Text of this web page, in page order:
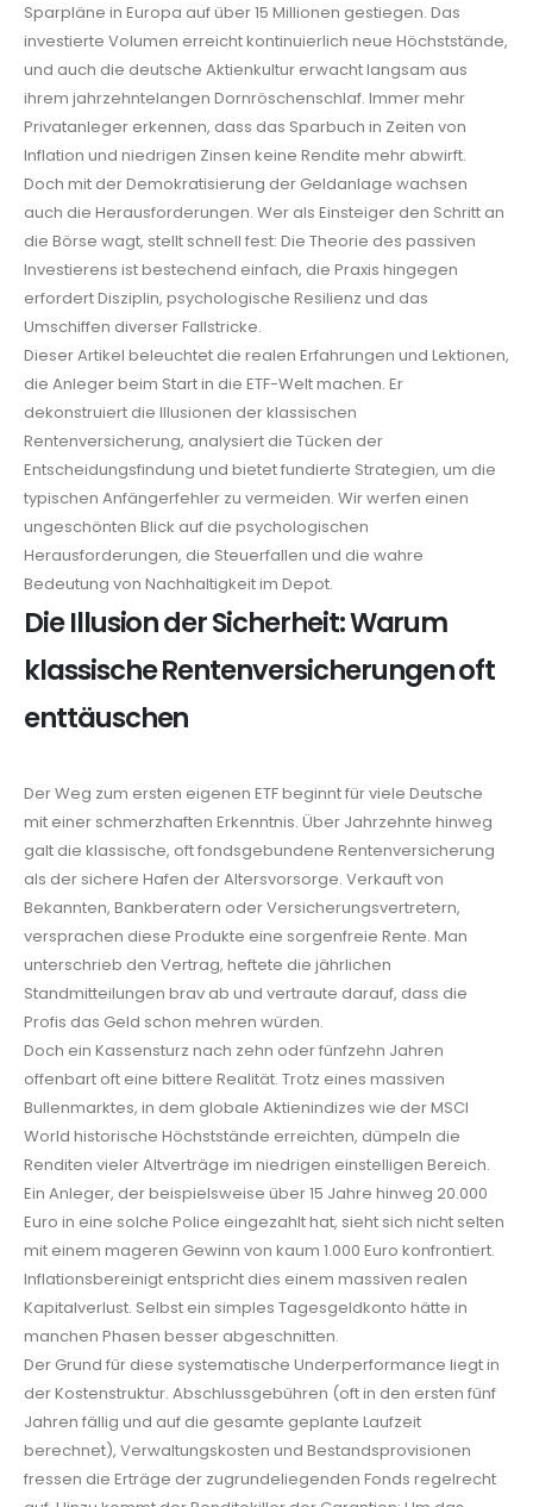
Sparpläne in Europa auf über 15 Millionen gestiegen. Das
investierte Volumen erreicht kontinuierlich neue Höchststände,
und auch die deutsche Aktienkultur erwacht langsam aus
ihrem jahrzehntelangen Dornröschenschlaf. Immer mehr
Privatanleger erkennen, dass das Sparbuch in Zeiten von
Inflation und niedrigen Zinsen keine Rendite mehr abwirft.
Doch mit der Demokratisierung der Geldanlage wachsen
auch die Herausforderungen. Wer als Einsteiger den Schritt an
die Börse wagt, stellt schnell fest: Die Theorie des passiven
Investierens ist bestechend einfach, die Praxis hingegen
erfordert Disziplin, psychologische Resilienz und das
Umschiffen diverser Fallstricke.
Dieser Artikel beleuchtet die realen Erfahrungen und Lektionen,
die Anleger beim Start in die ETF-Welt machen. Er
dekonstruiert die Illusionen der klassischen
Rentenversicherung, analysiert die Tücken der
Entscheidungsfindung und bietet fundierte Strategien, um die
typischen Anfängerfehler zu vermeiden. Wir werfen einen
ungeschönten Blick auf die psychologischen
Herausforderungen, die Steuerfallen und die wahre
Bedeutung von Nachhaltigkeit im Depot.
Die Illusion der Sicherheit: Warum
klassische Rentenversicherungen oft
enttäuschen
Der Weg zum ersten eigenen ETF beginnt für viele Deutsche
mit einer schmerzhaften Erkenntnis. Über Jahrzehnte hinweg
galt die klassische, oft fondsgebundene Rentenversicherung
als der sichere Hafen der Altersvorsorge. Verkauft von
Bekannten, Bankberatern oder Versicherungsvertretern,
versprachen diese Produkte eine sorgenfreie Rente. Man
unterschrieb den Vertrag, heftete die jährlichen
Standmitteilungen brav ab und vertraute darauf, dass die
Profis das Geld schon mehren würden.
Doch ein Kassensturz nach zehn oder fünfzehn Jahren
offenbart oft eine bittere Realität. Trotz eines massiven
Bullenmarktes, in dem globale Aktienindizes wie der MSCI
World historische Höchststände erreichten, dümpeln die
Renditen vieler Altverträge im niedrigen einstelligen Bereich.
Ein Anleger, der beispielsweise über 15 Jahre hinweg 20.000
Euro in eine solche Police eingezahlt hat, sieht sich nicht selten
mit einem mageren Gewinn von kaum 1.000 Euro konfrontiert.
Inflationsbereinigt entspricht dies einem massiven realen
Kapitalverlust. Selbst ein simples Tagesgeldkonto hätte in
manchen Phasen besser abgeschnitten.
Der Grund für diese systematische Underperformance liegt in
der Kostenstruktur. Abschlussgebühren (oft in den ersten fünf
Jahren fällig und auf die gesamte geplante Laufzeit
berechnet), Verwaltungskosten und Bestandsprovisionen
fressen die Erträge der zugrundeliegenden Fonds regelrecht